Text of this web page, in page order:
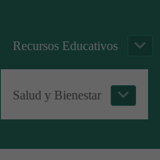
Recursos Educativos
Salud y Bienestar